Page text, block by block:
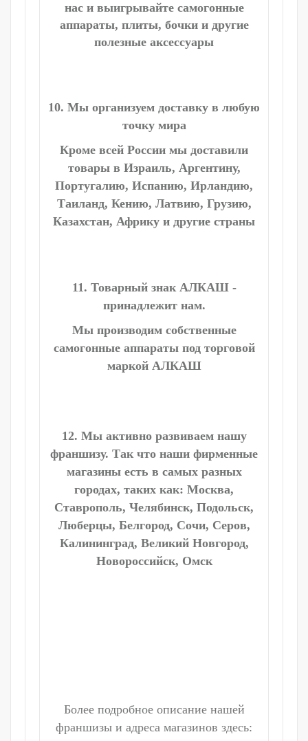
нас и выигрывайте самогонные
аппараты, плиты, бочки и другие
полезные аксессуары
10. Мы организуем доставку в любую
точку мира
Кроме всей России мы доставили
товары в Израиль, Аргентину,
Португалию, Испанию, Ирландию,
Таиланд, Кению, Латвию, Грузию,
Казахстан, Африку и другие страны
11. Товарный знак АЛКАШ -
принадлежит нам.
Мы производим собственные
самогонные аппараты под торговой
маркой АЛКАШ
12. Мы активно развиваем нашу
франшизу. Так что наши фирменные
магазины есть в самых разных
городах, таких как: Москва,
Ставрополь, Челябинск, Подольск,
Люберцы, Белгород, Сочи, Серов,
Калининград, Великий Новгород,
Новороссийск, Омск
Более подробное описание нашей
франшизы и адреса магазинов здесь: